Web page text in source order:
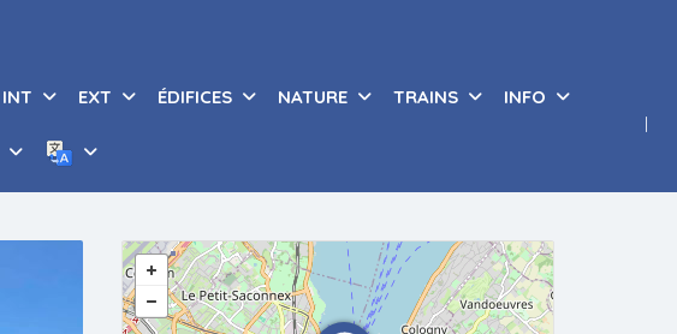
INT EXT ÉDIFICES NATURE TRAINS INFO